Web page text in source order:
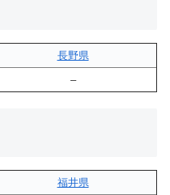
長野県
–
福井県